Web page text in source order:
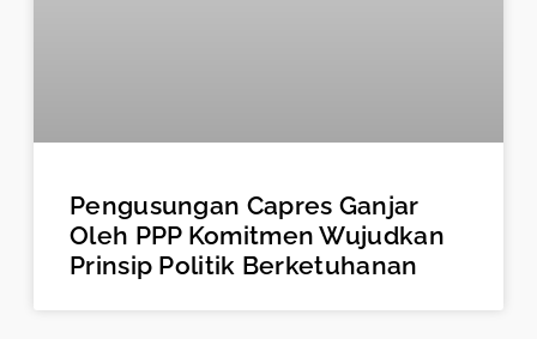
Pengusungan Capres Ganjar
Oleh PPP Komitmen Wujudkan
Prinsip Politik Berketuhanan